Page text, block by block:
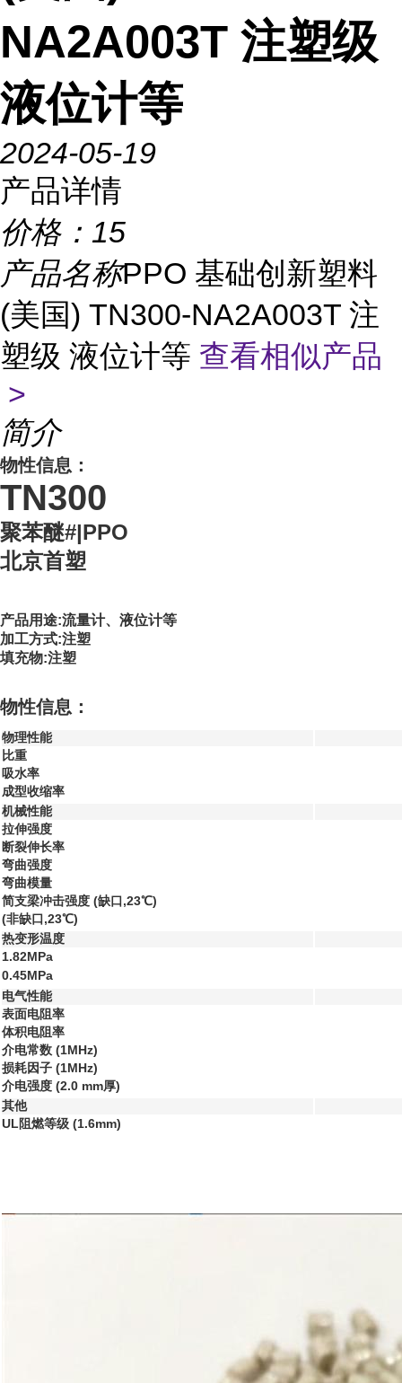
NA2A003T 注塑级
液位计等
2024-05-19
产品详情
价格： 15
产品名称PPO 基础创新塑料
(美国) TN300-NA2A003T 注
塑级 液位计等 查看相似产品
>
简介
物性信息：
TN300
聚苯醚#|PPO
北京首塑
产品用途:流量计、液位计等
加工方式:注塑
填充物:注塑
物性信息：
物理性能
比重
吸水率
成型收缩率
机械性能
拉伸强度
断裂伸长率
弯曲强度
弯曲模量
简支梁冲击强度 (缺口,23℃)
(非缺口,23℃)
热变形温度
1.82MPa
0.45MPa
电气性能
表面电阻率
体积电阻率
介电常数 (1MHz)
损耗因子 (1MHz)
介电强度 (2.0 mm厚)
其他
UL阻燃等级 (1.6mm)